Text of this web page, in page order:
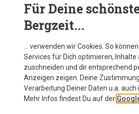
Du sparst 19%
Für Deine
Bergzeit...
… verwenden wir Cookies. So
Services für Dich optimieren, Inhalte
zuschneiden und dir entsprechend
Anzeigen zeigen. Deine
Verarbeitung Deiner Daten u.a. auch
Mehr Infos findest Du auf der